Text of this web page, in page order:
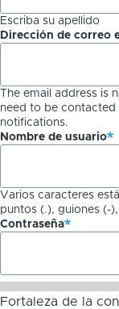
Escriba su apellido
Dirección de correo
The email address is
need to be
notifications.
Nombre de usuario
Varios caracteres
puntos (.), guiones (-
Contraseña
Fortaleza de la